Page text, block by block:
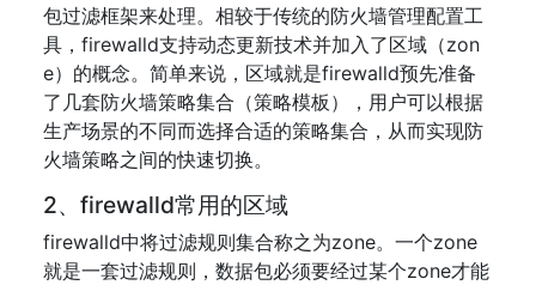
包过滤框架来处理。相较于传统的防火墙管理配置工
具，firewalld支持动态更新技术并加入了区域（zon
e）的概念。简单来说，区域就是firewalld预先准备
了几套防火墙策略集合（策略模板），用户可以根据
生产场景的不同而选择合适的策略集合，从而实现防
火墙策略之间的快速切换。
2、firewalld常用的区域
firewalld中将过滤规则集合称之为zone。一个zone
就是一套过滤规则，数据包必须要经过某个zone才能